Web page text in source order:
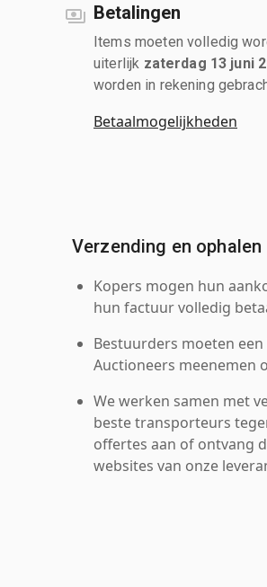
Betalingen
Items moeten volledig
uiterlijk zaterdag 13 juni
worden in rekening
Betaalmogelijkheden
Verzending en ophalen
Kopers mogen hun
hun factuur volledig
Bestuurders moeten
Auctioneers meenemen
We werken samen met
beste transporteurs
offertes aan of ontvang
websites van onze